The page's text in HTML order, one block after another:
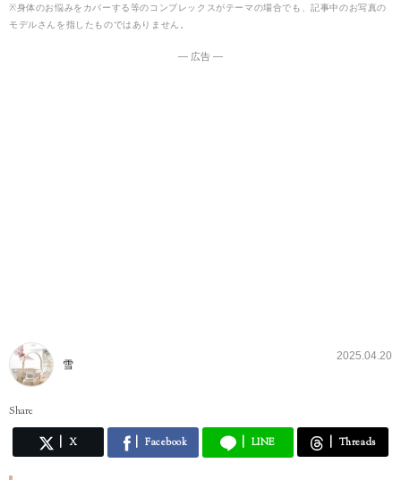
※身体のお悩みをカバーする等のコンプレックスがテーマの場合でも、記事中のお写真の
モデルさんを指したものではありません。
― 広告 ―
雪
2025.04.20
Share
X Facebook LINE Threads